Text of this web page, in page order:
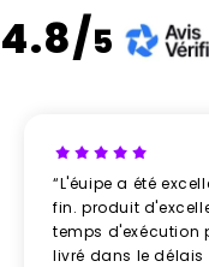
4.8/5
“L'éuipe a été
fin. produit
temps d'exécution
livré dans le